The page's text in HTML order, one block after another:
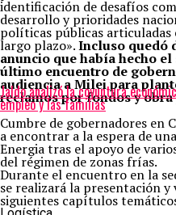
identificación de desafíos
desarrollo y prioridades
políticas públicas articuladas
largo plazo».Incluso quedó
anuncio que había hecho
último encuentro de
audiencia a Milei para
reclamos por fondos y
Cumbre de gobernadores en
a encontrar a la espera de
Energia tras el apoyo de
del régimen de zonas frías.
Durante el encuentro en la
se realizará la presentación y
siguientes capítulos
Jaldo analizó la coyuntura
empleo y las familias